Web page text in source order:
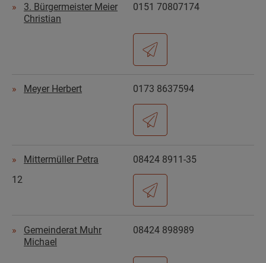
3. Bürgermeister Meier
Christian
0151 70807174
Meyer Herbert 0173 8637594
Mittermüller Petra
08424 8911-35
12
Gemeinderat Muhr
Michael
08424 898989